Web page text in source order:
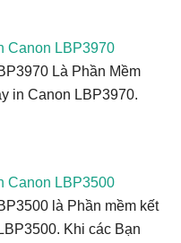
Canon LBP3970
Là Phần Mềm
in Canon LBP3970.
Canon LBP3500
là Phần mềm kết
Khi các Bạn